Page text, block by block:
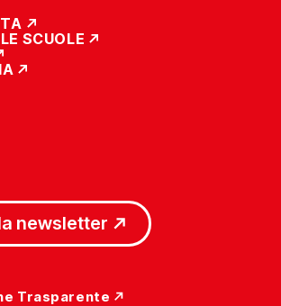
SCUOLE
newsletter
Trasparente